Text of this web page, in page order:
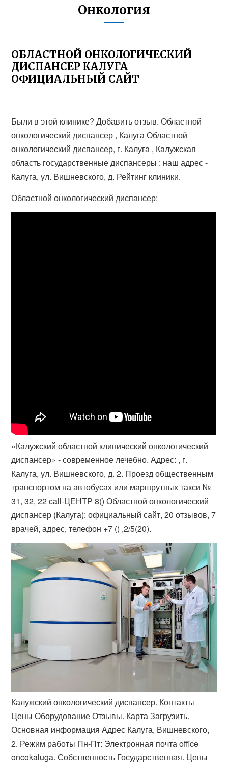
Онкология
ОБЛАСТНОЙ ОНКОЛОГИЧЕСКИЙ
ДИСПАНСЕР КАЛУГА
ОФИЦИАЛЬНЫЙ САЙТ
Были в этой клинике? Добавить отзыв. Областной
онкологический диспансер , Калуга Областной
онкологический диспансер, г. Калуга , Калужская
область государственные диспансеры : наш адрес -
Калуга, ул. Вишневского, д. Рейтинг клиники.
Областной онкологический диспансер:
«Калужский областной клинический онкологический
диспансер» - современное лечебно. Адрес: , г.
Калуга, ул. Вишневского, д. 2. Проезд общественным
транспортом на автобусах или маршрутных такси №
31, 32, 22 call-ЦЕНТР 8() Областной онкологический
диспансер (Калуга): официальный сайт, 20 отзывов, 7
врачей, адрес, телефон +7 () ,2/5(20).
Калужский онкологический диспансер. Контакты
Цены Оборудование Отзывы. Карта Загрузить.
Основная информация Адрес Калуга, Вишневского,
2. Режим работы Пн-Пт: Электронная почта office
oncokaluga. Собственность Государственная. Цены